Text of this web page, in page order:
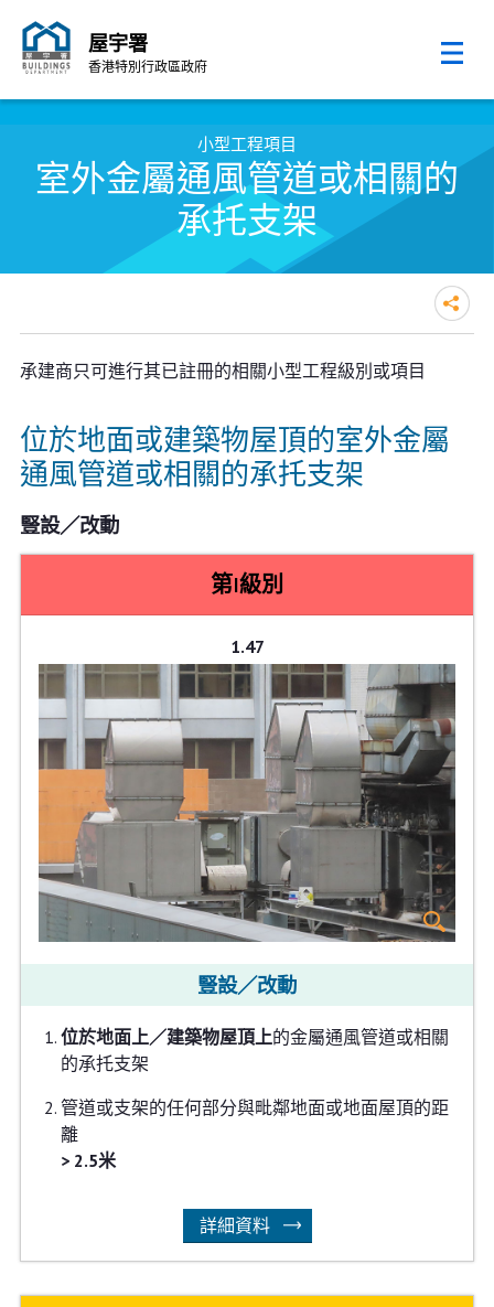
屋宇署
香港特別行政區政府
小型工程項目
室外金屬通風管道或相關的
承托支架
承建商只可進行其已註冊的相關小型工程級別或項目
位於地面或建築物屋頂的室外金屬
通風管道或相關的承托支架
豎設／改動
第I級別
1.47
豎設／改動
位於地面上／建築物屋頂上的金屬通風管道或相關
的承托支架
管道或支架的任何部分與毗鄰地面或地面屋頂的距
離
> 2.5米
詳細資料